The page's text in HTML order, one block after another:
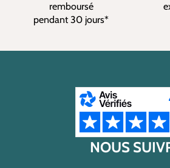
remboursé
pendant 30 jours*
NOUS